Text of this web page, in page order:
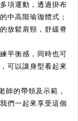
項運動，透過掛布
中高階瑜珈體式；
放鬆肩頸，舒緩脊
平衡感，同時也可
可以讓身型看起來
師的帶領及示範，
們一起來享受這個